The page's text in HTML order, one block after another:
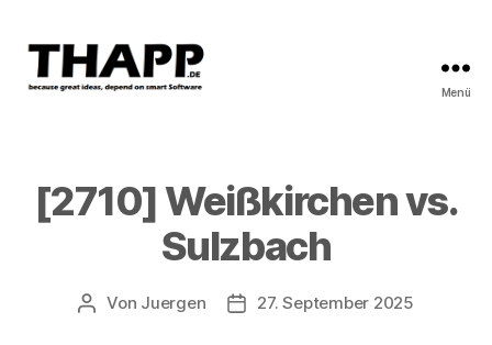
Menü
[2710] Weißkirchen vs.
Sulzbach
Beitragsautor
Von Juergen Beitragsdatum
27. September 2025